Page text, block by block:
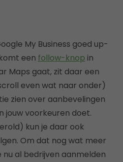
My Business goed up-
een follow-knop in
Maps gaat, zit daar een
even wat naar onder)
zien over aanbevelingen
jouw voorkeuren doet.
kun je daar ook
Om dat nog wat meer
nu al bedrijven aanmelden